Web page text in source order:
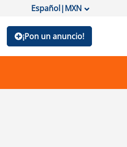
Español|MXN
¡Pon un anuncio!